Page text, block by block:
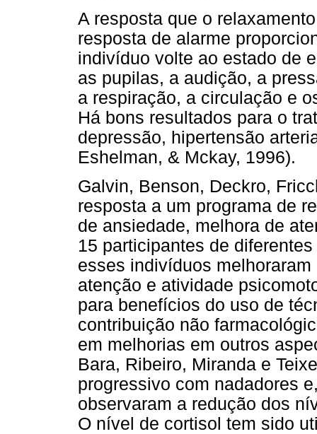
A resposta que o
resposta de alarme
indivíduo volte ao estado de
as pupilas, a audição, a
a respiração, a circulação e
Há bons resultados para o
depressão, hipertensão
Eshelman, & Mckay, 1996).
Galvin, Benson, Deckro,
resposta a um programa de
de ansiedade, melhora de
15 participantes de
esses indivíduos
atenção e atividade
para benefícios do uso de
contribuição não
em melhorias em outros
Bara, Ribeiro, Miranda e
progressivo com nadadores
observaram a redução dos
O nível de cortisol tem sido